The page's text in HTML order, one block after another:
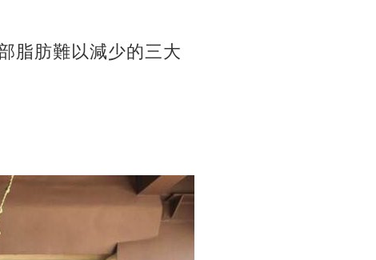
脂肪難以減少的三大